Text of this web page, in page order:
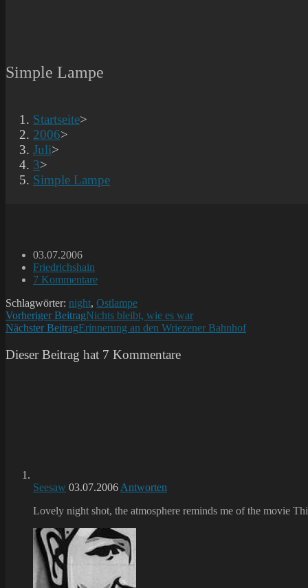
Simple Lampe
Startseite>
2006>
Juli>
3>
Simple Lampe
Beitrag
veröffentlicht:
03.07.2006
Beitrags-
Kategorie:
Friedrichshain
Beitrags-
7 Kommentare
Schlagwörter: night, Ostlampe
Weitere
Artikel
ansehen
Vorheriger BeitragNichts bleibt, wie es war
Nächster BeitragErinnerung an den Wriezener Bahnhof
Dieser Beitrag hat 7 Kommentare
Seesaw 03.07.2006 Antworten
Lovely night shot, the atmosphere reminds me of the movie